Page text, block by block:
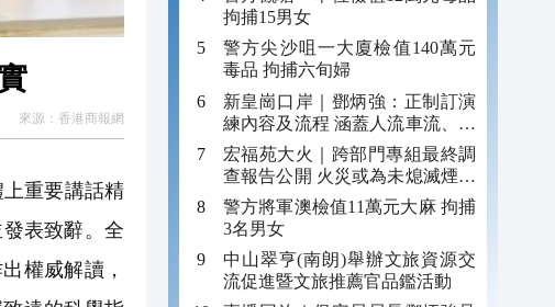
來源： 香港商報網
重要講話精
表致辭。全
權威解讀，
拘捕15男女
警方尖沙咀一大廈檢值140萬元
毒品 拘捕六旬婦
新皇崗口岸｜鄧炳強：正制訂演
練內容及流程 涵蓋人流車流、緊
急應變等
宏福苑大火｜跨部門專組最終調
查報告公開 火災或為未熄滅煙頭
引發
警方將軍澳檢值11萬元大麻 拘捕
3名男女
中山翠亨(南朗)舉辦文旅資源交
流促進暨文旅推薦官品鑑活動